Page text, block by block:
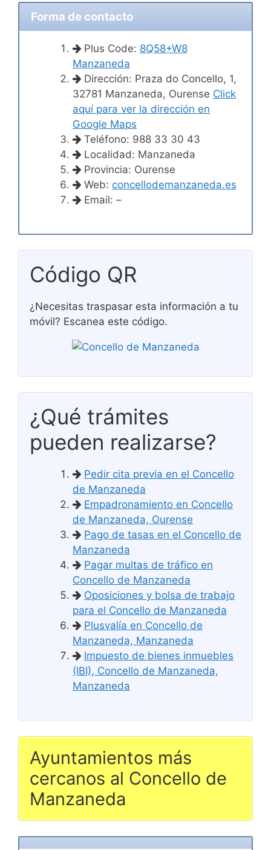
Forma de contacto
Plus Code: 8Q58+W8
Manzaneda
Dirección: Praza do Concello, 1,
32781 Manzaneda, Ourense Click
aquí para ver la dirección en
Google Maps
Teléfono: 988 33 30 43
Localidad: Manzaneda
Provincia: Ourense
Web: concellodemanzaneda.es
Email: –
Código QR
¿Necesitas traspasar esta información a tu
móvil? Escanea este código.
¿Qué trámites
pueden realizarse?
Pedir cita previa en el Concello
de Manzaneda
Empadronamiento en Concello
de Manzaneda, Ourense
Pago de tasas en el Concello de
Manzaneda
Pagar multas de tráfico en
Concello de Manzaneda
Oposiciones y bolsa de trabajo
para el Concello de Manzaneda
Plusvalía en Concello de
Manzaneda, Manzaneda
Impuesto de bienes inmuebles
(IBI), Concello de Manzaneda,
Manzaneda
Ayuntamientos más
cercanos al Concello de
Manzaneda